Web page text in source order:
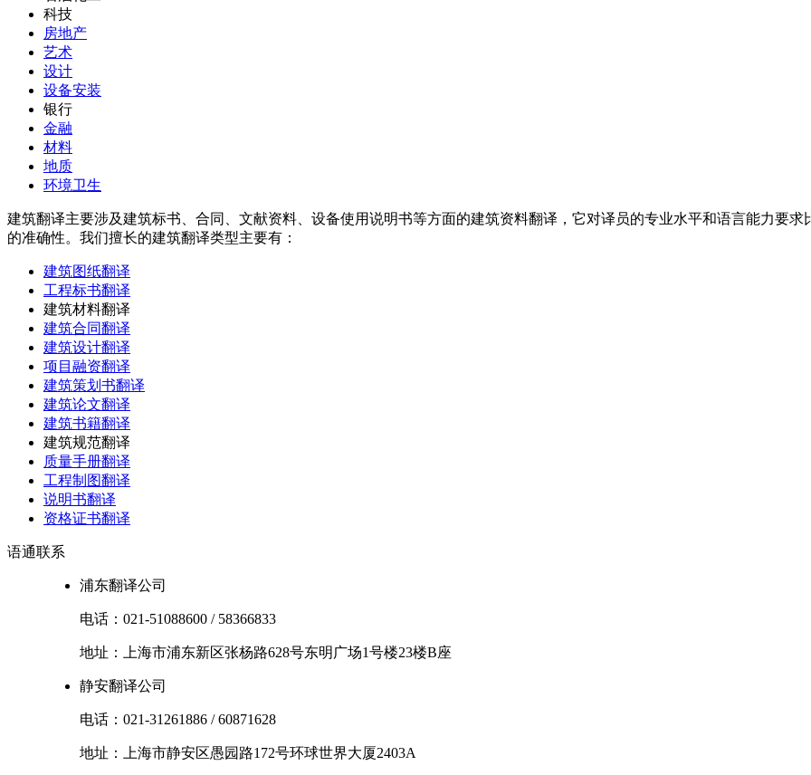
科技
房地产
艺术
设计
设备安装
银行
金融
材料
地质
环境卫生
建筑翻译主要涉及建筑标书、合同、文献资料、设备使用说明书等方面的建筑资料翻译，它对译员的专业水平和语言能力要
的准确性。我们擅长的建筑翻译类型主要有：
建筑图纸翻译
工程标书翻译
建筑材料翻译
建筑合同翻译
建筑设计翻译
项目融资翻译
建筑策划书翻译
建筑论文翻译
建筑书籍翻译
建筑规范翻译
质量手册翻译
工程制图翻译
说明书翻译
资格证书翻译
语通联系
浦东翻译公司
电话： 021-51088600 / 58366833
地址： 上海市浦东新区张杨路628号东明广场1号楼23楼B座
静安翻译公司
电话： 021-31261886 /60871628
地址： 上海市静安区愚园路172号环球世界大厦2403A